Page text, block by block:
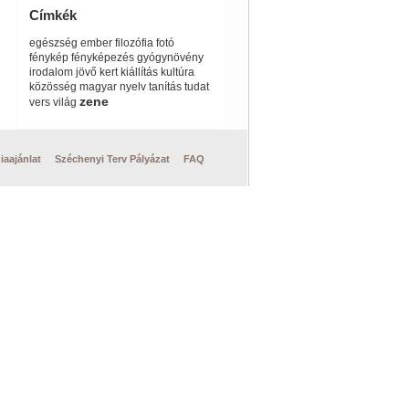
Címkék
egészség ember filozófia fotó
fénykép fényképezés gyógynövény
irodalom jövő kert kiállítás kultúra
közösség magyar nyelv tanítás tudat
vers világ zene
Széchenyi Terv Pályázat FAQ